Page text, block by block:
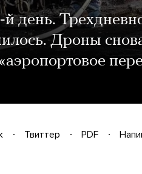
й день.
Дроны
Твиттер PDF